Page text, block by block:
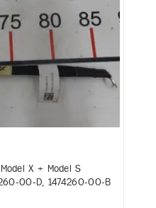
X + Model S
00-D, 1474260-00-B